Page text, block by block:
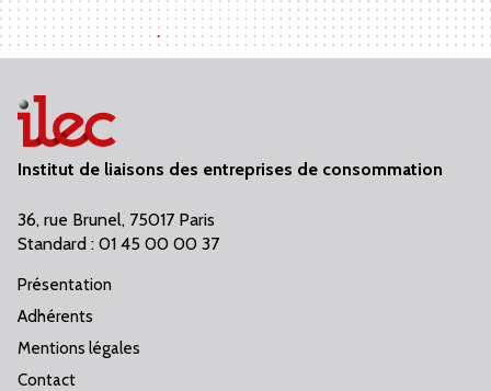
Institut de liaisons des entreprises de consommation
36, rue Brunel, 75017 Paris
Standard : 01 45 00 00 37
Présentation
Adhérents
Mentions légales
Contact